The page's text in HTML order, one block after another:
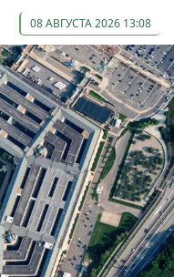
08 АВГУСТА 2026 13:08